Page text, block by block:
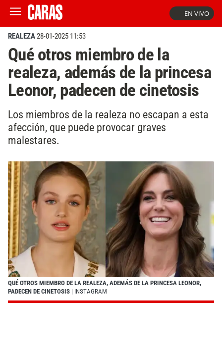
EN VIVO
REALEZA28-01-2025 11:53
Qué otros miembro de la
realeza, además de la princesa
Leonor, padecen de cinetosis
Los miembros de la realeza no escapan a esta
afección, que puede provocar graves
malestares.
QUÉ OTROS MIEMBRO DE LA REALEZA, ADEMÁS DE LA PRINCESA LEONOR,
PADECEN DE CINETOSIS | INSTAGRAM